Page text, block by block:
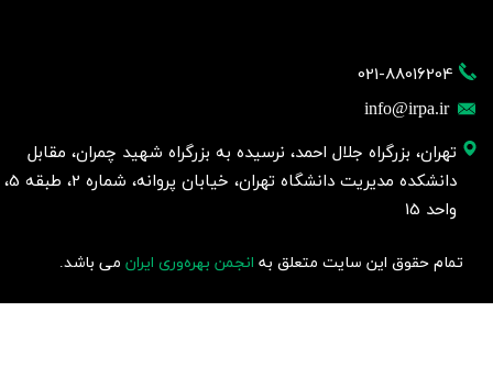
021-88016204
info@irpa.ir
تهران، بزرگراه جلال احمد، نرسیده به بزرگراه شهید چمران، مقابل
دانشکده مدیریت دانشگاه تهران، خیابان پروانه، شماره 2، طبقه 5،
واحد 15
تمام حقوق این سایت متعلق به انجمن بهره‌وری ایران می باشد.